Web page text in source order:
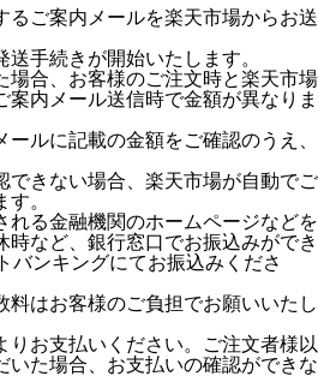
るご案内メールを楽天市場からお送
手続きが開始いたします。
場合、お客様のご注文時と楽天市場
案内メール送信時で金額が異なりま
ルに記載の金額をご確認のうえ、
できない場合、楽天市場が自動でご
。
れる金融機関のホームページなどを
時など、銀行窓口でお振込みができ
バンキングにてお振込みくださ
料はお客様のご負担でお願いいたし
お支払いください。ご注文者様以
いた場合、お支払いの確認ができな